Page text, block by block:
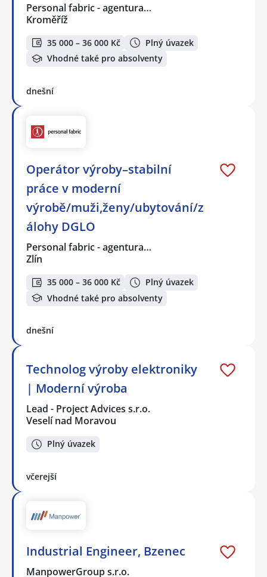
Personal fabric - agentura…
Kroměříž
35 000 – 36 000 Kč
Plný úvazek
Vhodné také pro absolventy
dnešní
Operátor výroby–stabilní
práce v moderní
výrobě/muži,ženy/ubytování/z
álohy DGLO
Personal fabric - agentura…
Zlín
35 000 – 36 000 Kč
Plný úvazek
Vhodné také pro absolventy
dnešní
Technolog výroby elektroniky
| Moderní výroba
Lead - Project Advices s.r.o.
Veselí nad Moravou
Plný úvazek
včerejší
Industrial Engineer, Bzenec
ManpowerGroup s.r.o.